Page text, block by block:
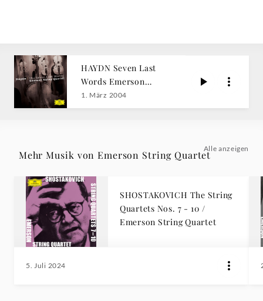
HAYDN Seven Last
Words Emerson
String
1. März 2004
Mehr Musik von Emerson String Quartet
Alle anzeigen
SHOSTAKOVICH The String
Quartets Nos. 7 - 10 /
Emerson String Quartet
5. Juli 2024